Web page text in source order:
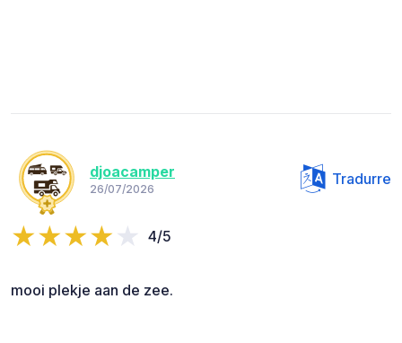
djoacamper
26/07/2026
Tradurre
4/5
mooi plekje aan de zee.